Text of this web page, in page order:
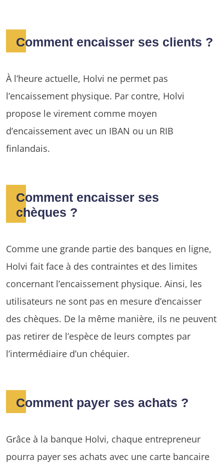
Comment encaisser ses clients ?
À l’heure actuelle, Holvi ne permet pas
l’encaissement physique. Par contre, Holvi
propose le virement comme moyen
d’encaissement avec un IBAN ou un RIB
finlandais.
Comment encaisser ses
chèques ?
Comme une grande partie des banques en ligne,
Holvi fait face à des contraintes et des limites
concernant l’encaissement physique. Ainsi, les
utilisateurs ne sont pas en mesure d’encaisser
des chèques. De la même manière, ils ne peuvent
pas retirer de l’espèce de leurs comptes par
l’intermédiaire d’un chéquier.
Comment payer ses achats ?
Grâce à la banque Holvi, chaque entrepreneur
pourra payer ses achats avec une carte bancaire